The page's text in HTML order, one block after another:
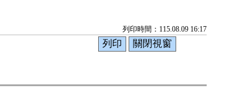
列印時間：115.08.09 16:17